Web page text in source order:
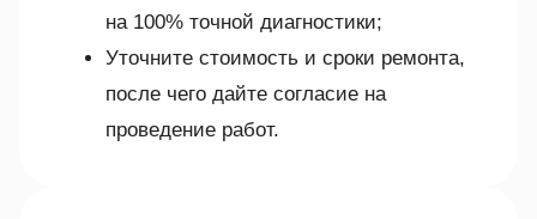
на 100% точной диагностики;
Уточните стоимость и сроки ремонта,
после чего дайте согласие на
проведение работ.